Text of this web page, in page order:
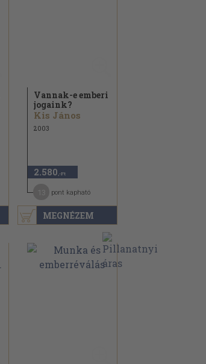
MEGNÉZEM
Vannak-e emberi
jogaink?
Kis János
2003
2.580 ,-Ft
pont kapható